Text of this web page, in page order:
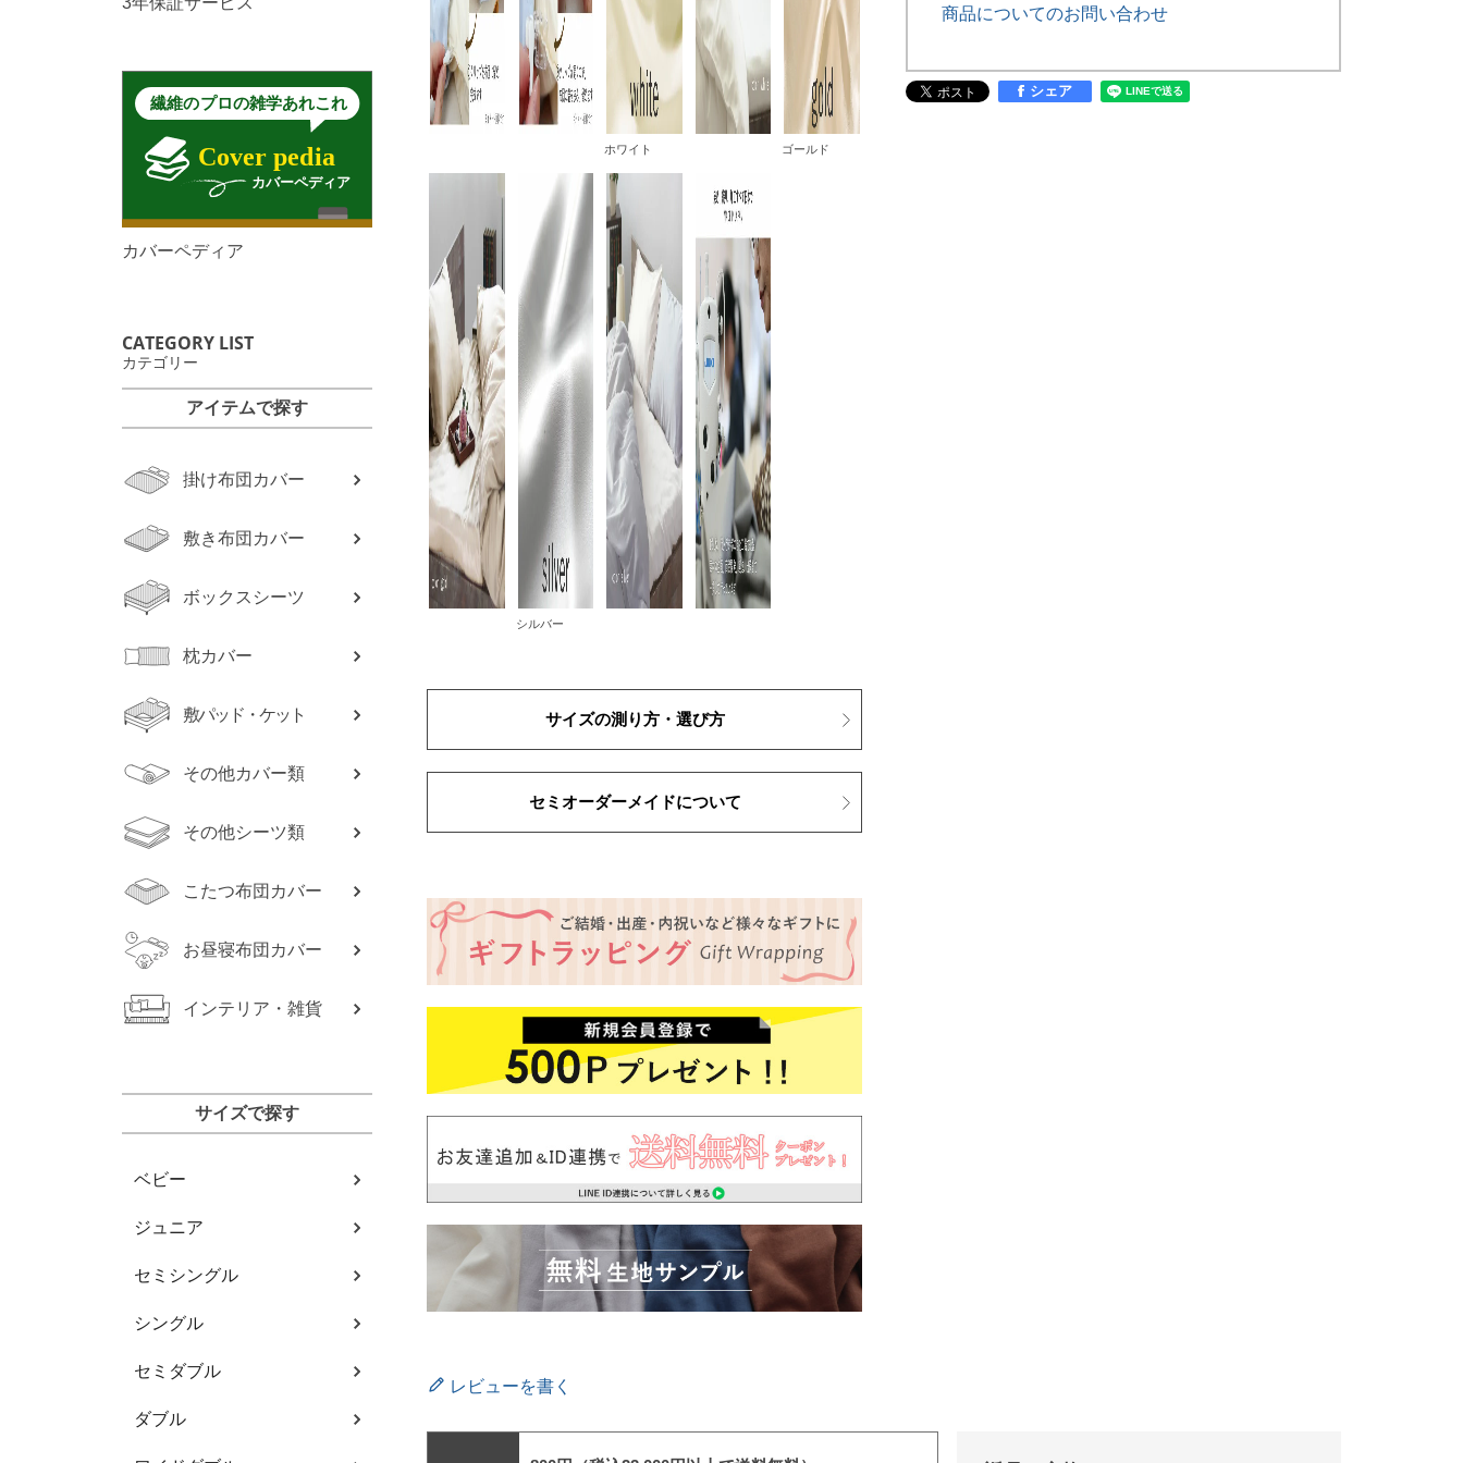
カバーペディア
CATEGORY LIST
カテゴリー
アイテムで探す
掛け布団カバー
敷き布団カバー
ボックスシーツ
枕カバー
敷パッド・ケット
その他カバー類
その他シーツ類
こたつ布団カバー
お昼寝布団カバー
インテリア・雑貨
サイズで探す
ベビー
ジュニア
セミシングル
シングル
セミダブル
ダブル
ホワイト ゴールド
シルバー
サイズの測り方・選び方
セミオーダーメイドについて
商品についてのお問い合わせ
シェア
レビューを書く